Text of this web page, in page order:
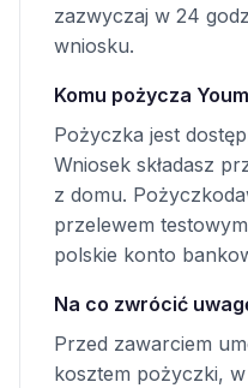
zazwyczaj w 24
wniosku.
Komu pożycza
Pożyczka jest
Wniosek składasz
z domu.
przelewem
polskie konto
Na co zwrócić
Przed zawarciem
kosztem pożyczki, w